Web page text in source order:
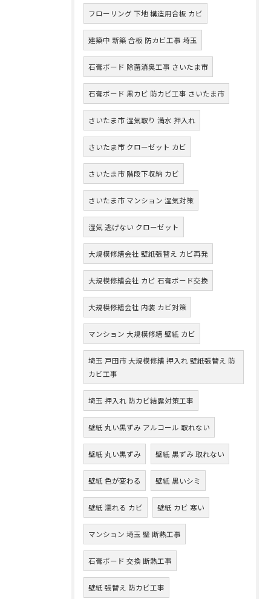
フローリング 下地 構造用合板 カビ
建築中 新築 合板 防カビ工事 埼玉
石膏ボード 除菌消臭工事 さいたま市
石膏ボード 黒カビ 防カビ工事 さいたま市
さいたま市 湿気取り 満水 押入れ
さいたま市 クローゼット カビ
さいたま市 階段下収納 カビ
さいたま市 マンション 湿気対策
湿気 逃げない クローゼット
大規模修繕会社 壁紙張替え カビ再発
大規模修繕会社 カビ 石膏ボード交換
大規模修繕会社 内装 カビ対策
マンション 大規模修繕 壁紙 カビ
埼玉 戸田市 大規模修繕 押入れ 壁紙張替え 防
カビ工事
埼玉 押入れ 防カビ結露対策工事
壁紙 丸い黒ずみ アルコール 取れない
壁紙 丸い黒ずみ 壁紙 黒ずみ 取れない
壁紙 色が変わる 壁紙 黒いシミ
壁紙 濡れる カビ 壁紙 カビ 寒い
マンション 埼玉 壁 断熱工事
石膏ボード 交換 断熱工事
壁紙 張替え 防カビ工事